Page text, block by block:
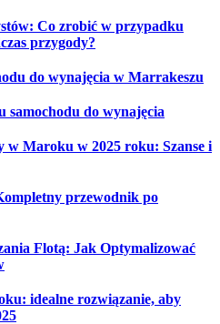
Co zrobić w przypadku
przygody?
do wynajęcia w Marrakeszu
samochodu do wynajęcia
w Maroku w 2025 roku: Szanse i
przewodnik po
Flotą: Jak Optymalizować
idealne rozwiązanie, aby